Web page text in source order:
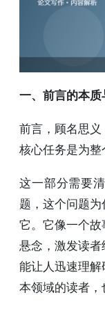
一、前言的本
前言，顾名思
核心任务是为整
这一部分需要
题，这个问题
它。它像一个
悬念，激发读者
能让人迅速理
本领域的读者，